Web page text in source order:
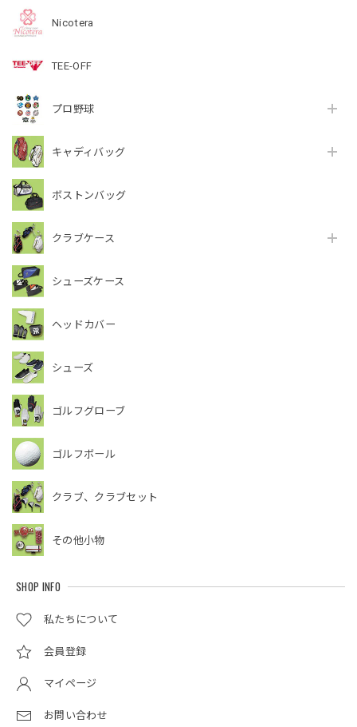
Nicotera
TEE-OFF
プロ野球
キャディバッグ
ボストンバッグ
クラブケース
シューズケース
ヘッドカバー
シューズ
ゴルフグローブ
ゴルフボール
クラブ、クラブセット
その他小物
SHOP INFO
私たちについて
会員登録
マイページ
お問い合わせ